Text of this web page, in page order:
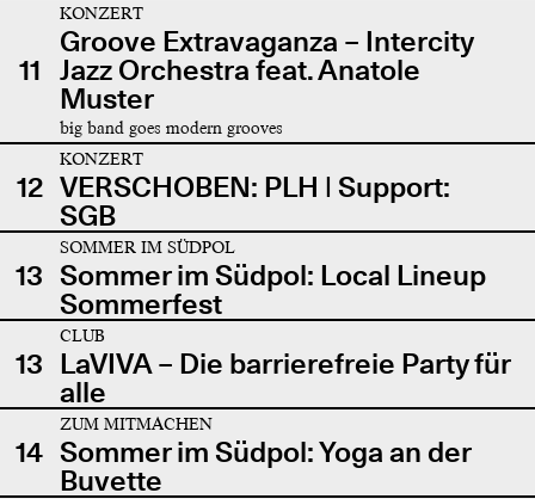
11
KONZERT
Groove Extravaganza – Intercity
Jazz Orchestra feat. Anatole
Muster
big band goes modern grooves
12
KONZERT
VERSCHOBEN: PLH | Support:
SGB
13
SOMMER IM SÜDPOL
Sommer im Südpol: Local Lineup
Sommerfest
13
CLUB
LaVIVA – Die barrierefreie Party für
alle
14
ZUM MITMACHEN
Sommer im Südpol: Yoga an der
Buvette